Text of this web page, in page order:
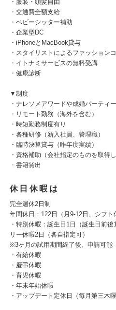
・服装・頭髪自由
・交通費全額支給
・ベビーシッター補助
・企業型DC
・iPhoneとMacBook貸与
・スタイリストによるファッション
・イトナミサービスの無料受講
・健康診断
▼制度
・ナレソメアワードや成婚パーティ
・リモート勤務（海外を含む）
・時短勤務制度有り
・各種研修（新入社員、管理職）
・臨時決算賞与（昨年度実績）
・資格補助（会社指定のものを取得
・書籍貸出
休日休暇は
完全週休2日制
年間休日：122日（月9-12日、シフト
・特別休暇：誕生日1日（誕生日前
リー休暇2日（各自指定可）
※3ヶ月の試用期間終了後、申請可能
・有給休暇
・慶弔休暇
・育児休暇
・年末年始休暇
・アップデート定休日（毎月第三木曜